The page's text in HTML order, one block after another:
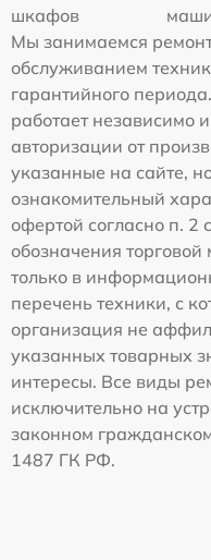
шкафов
Мы занимаемся
обслуживанием
гарантийного
работает независимо
авторизации от
указанные на сайте,
ознакомительный
офертой согласно п.
обозначения
только в
перечень техники, с
организация не
указанных товарных
интересы. Все виды
исключительно на
законном гражданском
1487 ГК РФ.